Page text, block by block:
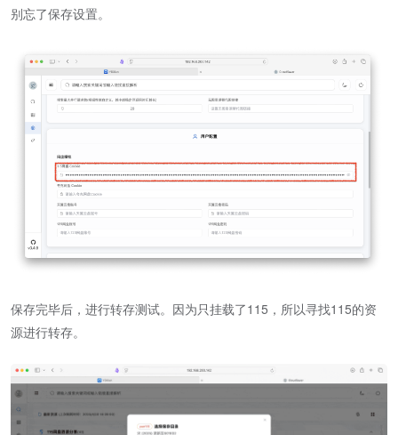
别忘了保存设置。
保存完毕后，进行转存测试。因为只挂载了115，所以寻找115的资
源进行转存。